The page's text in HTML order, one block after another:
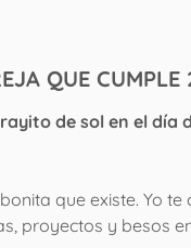
QUE CUMPLE
de sol en el día
que existe. Yo te
proyectos y besos